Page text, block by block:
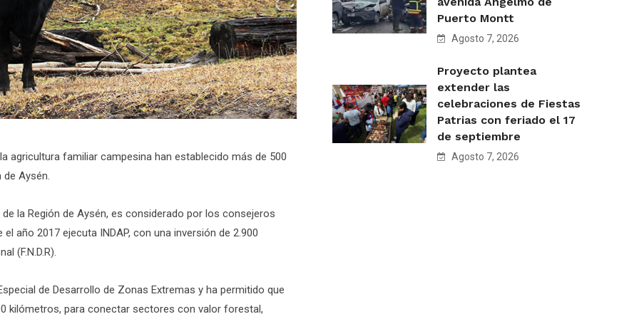
agricultura familiar campesina han establecido más de 500
Aysén.
la Región de Aysén, es considerado por los consejeros
año 2017 ejecuta INDAP, con una inversión de 2.900
(F.N.D.R).
de Desarrollo de Zonas Extremas y ha permitido que
kilómetros, para conectar sectores con valor forestal,
Puerto Montt
Agosto 7, 2026
Proyecto plantea
extender las
celebraciones de Fiestas
Patrias con feriado el 17
de septiembre
Agosto 7, 2026